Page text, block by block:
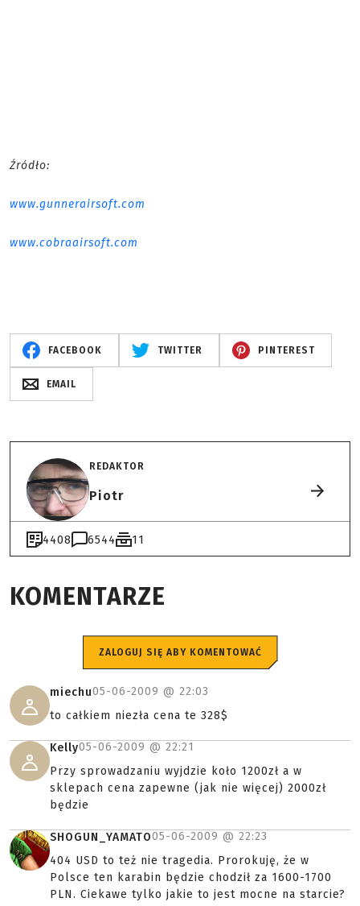
Źródło:
www.gunnerairsoft.com
www.cobraairsoft.com
FACEBOOK TWITTER PINTEREST
EMAIL
REDAKTOR
Piotr
4408 6544 11
KOMENTARZE
ZALOGUJ SIĘ ABY KOMENTOWAĆ
miechu05-06-2009 @ 22:03
to całkiem niezła cena te 328$
Kelly05-06-2009 @ 22:21
Przy sprowadzaniu wyjdzie koło 1200zł a w
sklepach cena zapewne (jak nie więcej) 2000zł
będzie
SHOGUN_YAMATO05-06-2009 @ 22:23
404 USD to też nie tragedia. Prorokuję, że w
Polsce ten karabin będzie chodził za 1600-1700
PLN. Ciekawe tylko jakie to jest mocne na starcie?